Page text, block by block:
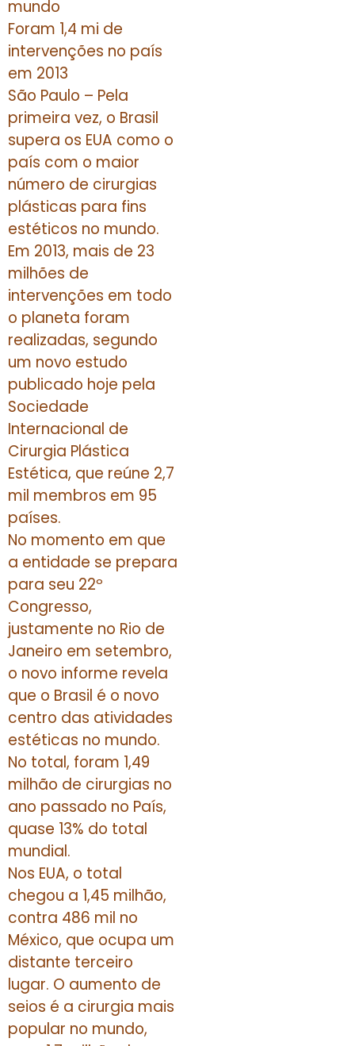
mundo
Foram 1,4 mi de
intervenções no país
em 2013
São Paulo – Pela
primeira vez, o Brasil
supera os EUA como o
país com o maior
número de cirurgias
plásticas para fins
estéticos no mundo.
Em 2013, mais de 23
milhões de
intervenções em todo
o planeta foram
realizadas, segundo
um novo estudo
publicado hoje pela
Sociedade
Internacional de
Cirurgia Plástica
Estética, que reúne 2,7
mil membros em 95
países.
No momento em que
a entidade se prepara
para seu 22º
Congresso,
justamente no Rio de
Janeiro em setembro,
o novo informe revela
que o Brasil é o novo
centro das atividades
estéticas no mundo.
No total, foram 1,49
milhão de cirurgias no
ano passado no País,
quase 13% do total
mundial.
Nos EUA, o total
chegou a 1,45 milhão,
contra 486 mil no
México, que ocupa um
distante terceiro
lugar. O aumento de
seios é a cirurgia mais
popular no mundo,